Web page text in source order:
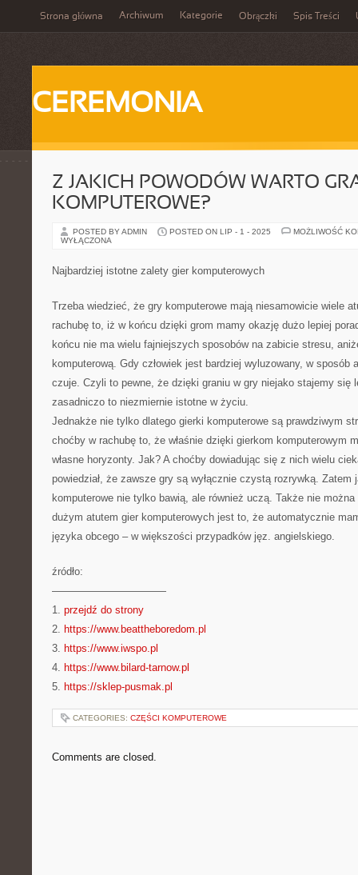
Strona główna Archiwum Kategorie Obrączki Spis Treści
CEREMONIA
Z JAKICH POWODÓW WARTO
KOMPUTEROWE?
POSTED BY ADMIN POSTED ON LIP - 1 - 2025
MOŻLIWOŚĆ
WYŁĄCZONA
Najbardziej istotne zalety gier komputerowych
Trzeba wiedzieć, że gry komputerowe mają niesamowicie wiele
rachubę to, iż w końcu dzięki grom mamy okazję dużo lepiej
końcu nie ma wielu fajniejszych sposobów na zabicie stresu,
komputerową. Gdy człowiek jest bardziej wyluzowany, w sposób
czuje. Czyli to pewne, że dzięki graniu w gry niejako stajemy się
zasadniczo to niezmiernie istotne w życiu.
Jednakże nie tylko dlatego gierki komputerowe są prawdziwym
choćby w rachubę to, że właśnie dzięki gierkom komputerowym
własne horyzonty. Jak? A choćby dowiadując się z nich wielu
powiedział, że zawsze gry są wyłącznie czystą rozrywką. Zatem
komputerowe nie tylko bawią, ale również uczą. Także nie
dużym atutem gier komputerowych jest to, że automatycznie
języka obcego – w większości przypadków jęz. angielskiego.
źródło:
———————————
1. przejdź do strony
2. https://www.beattheboredom.pl
3. https://www.iwspo.pl
4. https://www.bilard-tarnow.pl
5. https://sklep-pusmak.pl
CATEGORIES: CZĘŚCI KOMPUTEROWE
Comments are closed.